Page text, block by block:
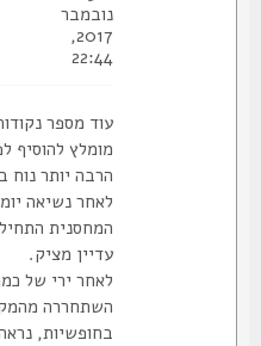
נובמבר
2017,
22:44
עוד מספר נקודות
הרבה יותר נוח
לאחר נשיאה
המחסנית התחיל
עדיין מציק.
לאחר ירי של כמה
השתחררה מהמקום,
בחופשיות, נראה